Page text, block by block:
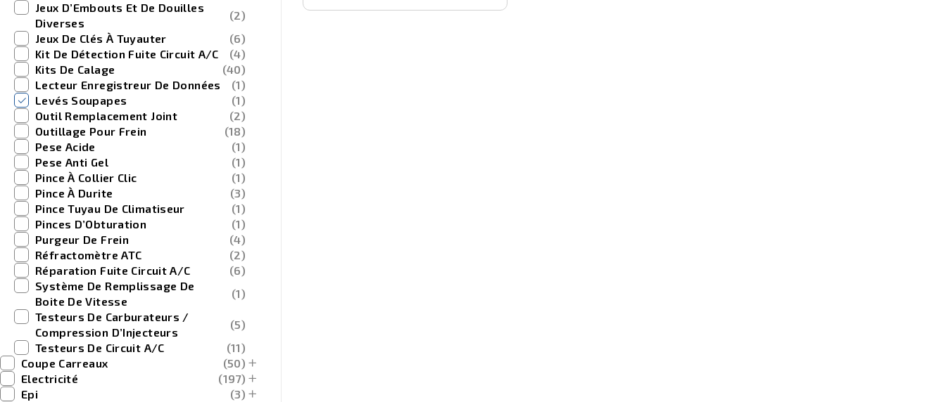
Jeux D’Embouts Et De Douilles
Diverses
(2)
Jeux De Clés À Tuyauter
(6)
Kit De Détection Fuite Circuit A/C
(4)
Kits De Calage
(40)
Lecteur Enregistreur De Données
(1)
Levés Soupapes
(1)
Outil Remplacement Joint
(2)
Outillage Pour Frein
(18)
Pese Acide
(1)
Pese Anti Gel
(1)
Pince À Collier Clic
(1)
Pince À Durite
(3)
Pince Tuyau De Climatiseur
(1)
Pinces D’Obturation
(1)
Purgeur De Frein
(4)
Réfractomètre ATC
(2)
Réparation Fuite Circuit A/C
(6)
Système De Remplissage De
Boite De Vitesse
(1)
Testeurs De Carburateurs /
Compression D’Injecteurs
(5)
Testeurs De Circuit A/C
(11)
Coupe Carreaux
(50)
Electricité
(197)
Epi
(3)